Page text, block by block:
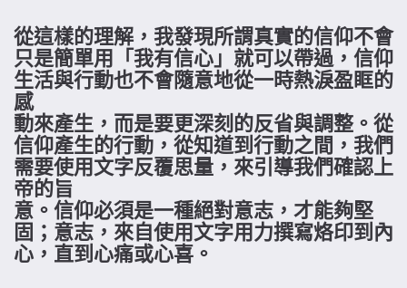
從這樣的理解，我發現所謂真實的信仰不會
只是簡單用「我有信心」就可以帶過，信仰
生活與行動也不會隨意地從一時熱淚盈眶的
感
動來產生，而是要更深刻的反省與調整。從
信仰產生的行動，從知道到行動之間，我們
需要使用文字反覆思量，來引導我們確認上
帝的旨
意。信仰必須是一種絕對意志，才能夠堅
固；意志，來自使用文字用力撰寫烙印到內
心，直到心痛或心喜。